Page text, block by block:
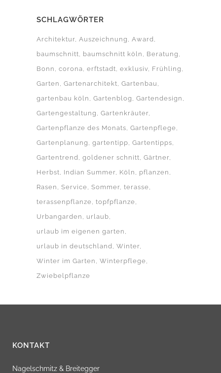
SCHLAGWÖRTER
Architektur Auszeichnung
Award
baumschnitt
baumschnitt köln
Beratung
Bonn
corona erftstadt exklusiv Frühling
Garten
Gartenarchitekt Gartenbau
gartenbau köln
Gartenblog
Gartendesign
Gartengestaltung
Gartenkräuter
Gartenpflanze des Monats Gartenpflege
Gartenplanung
gartentipp Gartentipps
Gartentrend
goldener schnitt Gärtner
Herbst
Indian Summer Köln
pflanzen
Rasen
Service Sommer terasse
terassenpflanze topfpflanze
Urbangarden
urlaub
urlaub im eigenen garten
urlaub in deutschland
Winter
Winter im Garten
Winterpflege
Zwiebelpflanze
KONTAKT
Nagelschmitz & Breitegger